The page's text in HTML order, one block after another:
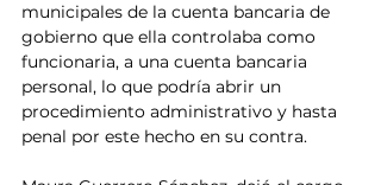
municipales de la cuenta bancaria de
gobierno que ella controlaba como
funcionaria, a una cuenta bancaria
personal, lo que podría abrir un
procedimiento administrativo y hasta
penal por este hecho en su contra.